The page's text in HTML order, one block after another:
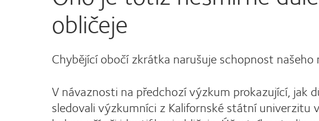
obličeje
Chybějící obočí zkrátka narušuje schopnost
V návaznosti na předchozí výzkum prokazující, jak
sledovali výzkumníci z Kalifornské státní univerzitu